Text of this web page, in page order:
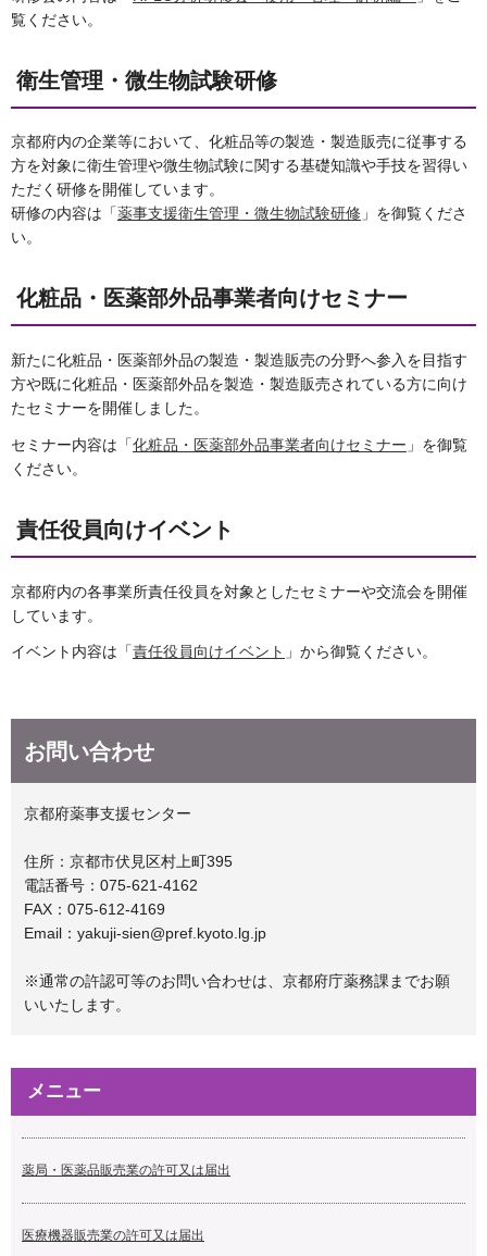
覧ください。
衛生管理・微生物試験研修
京都府内の企業等において、化粧品等の製造・製造販売に従事する
方を対象に衛生管理や微生物試験に関する基礎知識や手技を習得い
ただく研修を開催しています。
研修の内容は「薬事支援衛生管理・微生物試験研修 」を御覧くださ
い。
化粧品・医薬部外品事業者向けセミナー
新たに化粧品・医薬部外品の製造・製造販売の分野へ参入を目指す
方や既に化粧品・医薬部外品を製造・製造販売されている方に向け
たセミナーを開催しました。
セミナー内容は「化粧品・医薬部外品事業者向けセミナー 」を御覧
ください。
責任役員向けイベント
京都府内の各事業所責任役員を対象としたセミナーや交流会を開催
しています。
イベント内容は「責任役員向けイベント 」から御覧ください。
お問い合わせ
京都府薬事支援センター
住所：京都市伏見区村上町395
電話番号：075-621-4162
FAX：075-612-4169
Email：yakuji-sien@pref.kyoto.lg.jp
※通常の許認可等のお問い合わせは、京都府庁薬務課までお願
いいたします。
メニュー
薬局・医薬品販売業の許可又は届出
医療機器販売業の許可又は届出